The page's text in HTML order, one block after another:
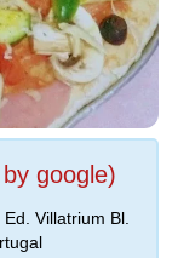
google)
Villatrium Bl.